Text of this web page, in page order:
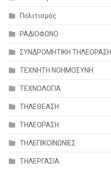
Πολιτισμός
ΡΑΔΙΟΦΩΝΟ
ΣΥΝΔΡΟΜΗΤΙΚΗ ΤΗΛΕΟΡΑΣΗ
ΤΕΧΝΗΤΗ ΝΟΗΜΟΣΥΝΗ
ΤΕΧΝΟΛΟΓΙΑ
ΤΗΛΕΘΕΑΣΗ
ΤΗΛΕΟΡΑΣΗ
ΤΗΛΕΠΙΚΟΙΝΩΝΙΕΣ
ΤΗΛΕΡΓΑΣΙΑ